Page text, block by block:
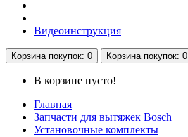
Видеоинструкция
Корзинапокупок: 0 Корзинапокупок: 0
В корзине пусто!
Главная
Запчасти для вытяжек Bosch
Установочные комплекты